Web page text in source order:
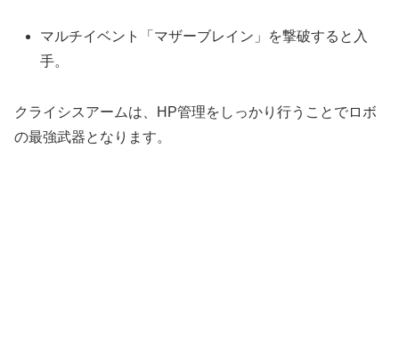
マルチイベント「マザーブレイン」を撃破すると入
手。
クライシスアームは、HP管理をしっかり行うことでロボ
の最強武器となります。